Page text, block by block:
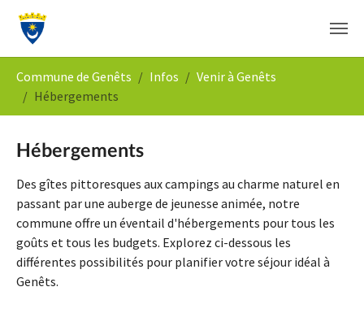
Commune de Genêts Infos
Venir à Genêts
Hébergements
Hébergements
Des gîtes pittoresques aux campings au charme naturel en
passant par une auberge de jeunesse animée, notre
commune offre un éventail d'hébergements pour tous les
goûts et tous les budgets. Explorez ci-dessous les
différentes possibilités pour planifier votre séjour idéal à
Genêts.